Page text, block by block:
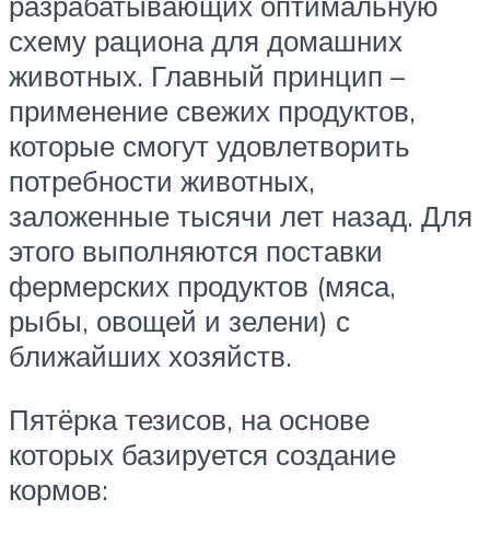
схему рациона для домашних
животных. Главный принцип –
применение свежих продуктов,
которые смогут удовлетворить
потребности животных,
заложенные тысячи лет назад. Для
этого выполняются поставки
фермерских продуктов (мяса,
рыбы, овощей и зелени) с
ближайших хозяйств.
Пятёрка тезисов, на основе
которых базируется создание
кормов: